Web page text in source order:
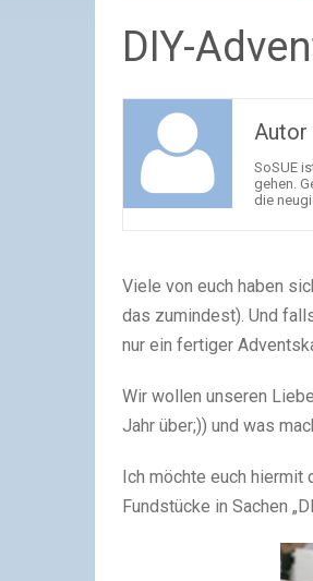
DIY-
Autor
SoSUE
gehen.
die
Viele von euch haben
das zumindest). Und
nur ein fertiger
Wir wollen unseren
Jahr über;)) und was
Ich möchte euch hiermit
Fundstücke in Sachen